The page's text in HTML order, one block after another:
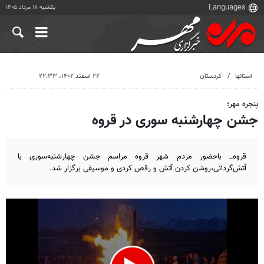
یکشنبه ۱۸ مرداد ۱۴۰۵
استانها کردستان ۲۲ اسفند ۱۴۰۲، ۲۲:۳۳
پنجره مهر؛
جشن چهارشنبه سوری در قروه
قروه_ باحضور مردم شهر قروه مراسم جشن چهارشنبه‌سوری با
آتش‌گردانی،روشن کردن آتش و رقص کردی و موسیقی برگزار شد.